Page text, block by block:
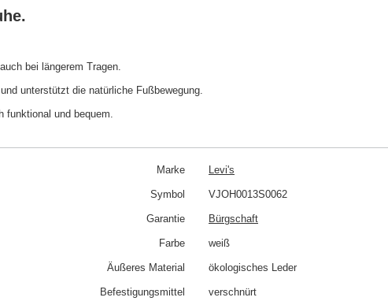
bei längerem Tragen.
unterstützt die natürliche Fußbewegung.
funktional und bequem.
Marke Levi's
Symbol VJOH0013S0062
Garantie Bürgschaft
Farbe weiß
Äußeres Material ökologisches Leder
Befestigungsmittel verschnürt